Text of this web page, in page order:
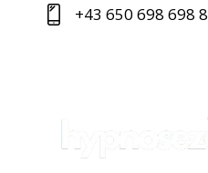
+43 650 698 698 8